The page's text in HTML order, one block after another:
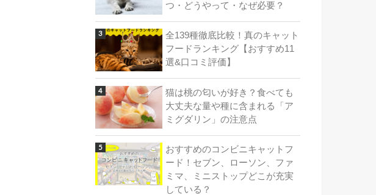
つ・どうやって・なぜ必要？
全139種徹底比較！真のキャット
フードランキング【おすすめ11
選&口コミ評価】
猫は桃の匂いが好き？食べても
大丈夫な量や種に含まれる「ア
ミグダリン」の注意点
おすすめのコンビニキャットフ
ード！セブン、ローソン、ファ
ミマ、ミニストップどこが充実
している？